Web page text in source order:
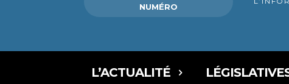
NUMÉRO
L’ACTUALITÉ